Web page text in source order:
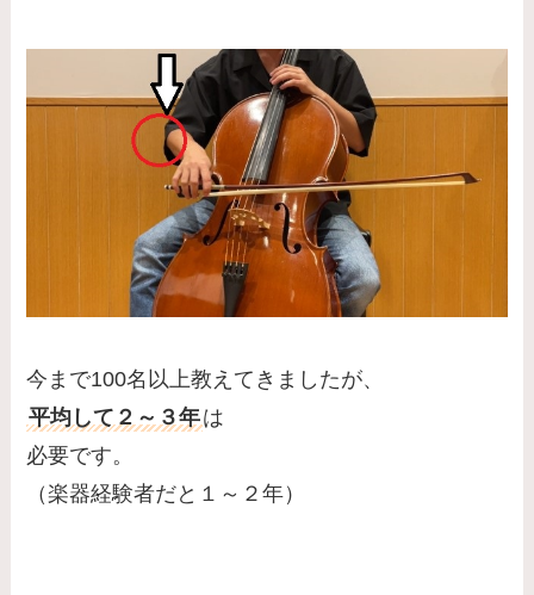
今まで100名以上教えてきましたが、
平均して２～３年は
必要です。
（楽器経験者だと１～２年）